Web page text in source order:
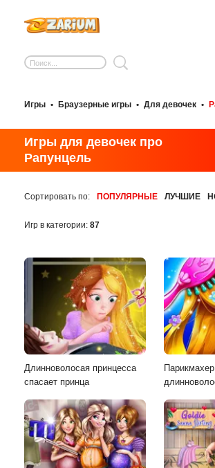
Игры • Браузерные игры • Для девочек •
Игры для девочек про
Рапунцель
Сортировать по: ПОПУЛЯРНЫЕ ЛУЧШИЕ
Игр в категории: 87
Длинноволосая принцесса
спасает принца